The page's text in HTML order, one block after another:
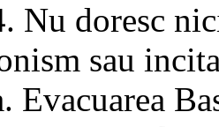
Nu doresc
sau
Evacuarea